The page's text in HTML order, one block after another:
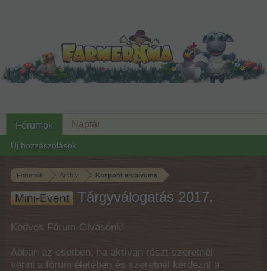
Fórumok Archív Központ archívuma
Mini-Event Tárgyválogatás 2017.
Kedves Fórum-Olvasónk!
Abban az esetben, ha aktívan részt szeretnél
venni a fórum életében és szeretnél kérdezni a
Fórumok
Új hozzászólások
Naptár